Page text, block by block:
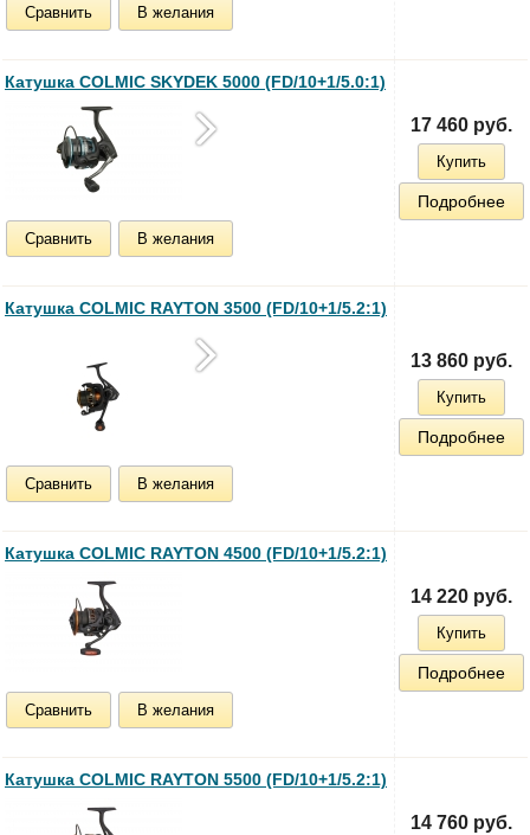
Сравнить В желания
Катушка COLMIC SKYDEK 5000 (FD/10+1/5.0:1)
Сравнить В желания
17 460 руб.
Купить
Подробнее
Катушка COLMIC RAYTON 3500 (FD/10+1/5.2:1)
Сравнить В желания
13 860 руб.
Купить
Подробнее
Катушка COLMIC RAYTON 4500 (FD/10+1/5.2:1)
Сравнить В желания
14 220 руб.
Купить
Подробнее
Катушка COLMIC RAYTON 5500 (FD/10+1/5.2:1)
14 760 руб.